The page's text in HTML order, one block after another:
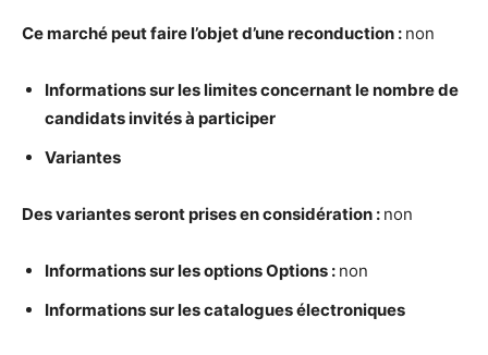
Ce marchépeut faire l’objet d’une reconduction : non
Informations sur les limites concernant le nombre de
candidats invitésà participer
Variantes
Des variantes seront prises en considération : non
Informations sur les options Options : non
Informations sur les cataloguesélectroniques